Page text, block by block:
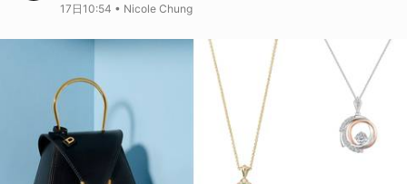
17日10:54 • Nicole Chung